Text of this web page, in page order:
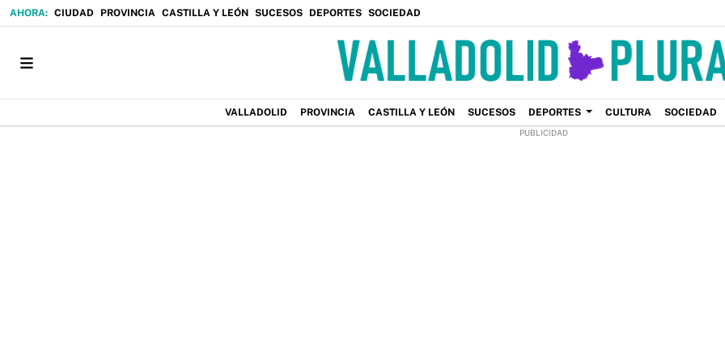
CIUDAD PROVINCIA CASTILLA Y LEÓN SUCESOS DEPORTES SOCIEDAD
VALLADOLID PROVINCIA CASTILLA Y LEÓN SUCESOS DEPORTES CULTURA SOCIEDAD